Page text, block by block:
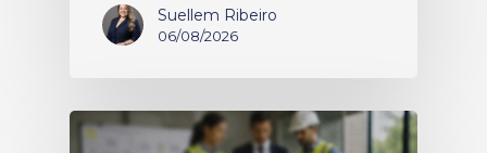
Suellem Ribeiro
06/08/2026